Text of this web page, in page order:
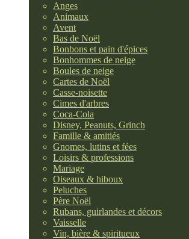
Anges
Animaux
Avent
Bas de Noël
Bonbons et pain d'épices
Bonhommes de neige
Boules de neige
Cartes de Noël
Casse-noisette
Cimes d'arbres
Coca-Cola
Disney, Peanuts, Grinch
Famille & amitiés
Gnomes, lutins et fées
Loisirs & professions
Mariage
Oiseaux & hiboux
Peluches
Père Noël
Rubans, guirlandes et décors
Vaisselle
Vin, bière & spiritueux